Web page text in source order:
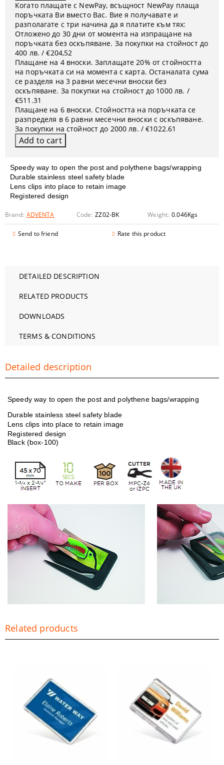
Speedy way to open the post and polythene bags/wrapping
Durable stainless steel safety blade
Lens clips into place to retain image
Registered design
Brand: ADVENTA Code: ZZ02-BK Weight: 0.046Kgs
Send to friend Rate this product
Когато плащате с NewPay, всъщност NewPay плаща
поръчката Ви вместо Вас. Вие я получавате и
разполагате с три начина да я платите към тях:
Отложено до 30 дни от момента на изпращане на
поръчката без оскъпяване. За покупки на стойност до
400 лв. / €204,52
Плащане на 4 вноски. Заплащате 20% от стойността
на поръчката си на момента с карта. Останалата сума
се разделя на 3 равни месечни вноски без
оскъпяване. За покупки на стойност до 1000 лв. /
€511.31
Плащане на 6 вноски. Стойността на поръчката се
разпределя в 6 равни месечни вноски с оскъпяване.
За покупки на стойност до 2000 лв. / €1022.61
DETAILED DESCRIPTION
RELATED PRODUCTS
DOWNLOADS
TERMS & CONDITIONS
Detailed description
Speedy way to open the post and polythene bags/wrapping
Durable stainless steel safety blade
Lens clips into place to retain image
Registered design
Black (box-100)
Related products